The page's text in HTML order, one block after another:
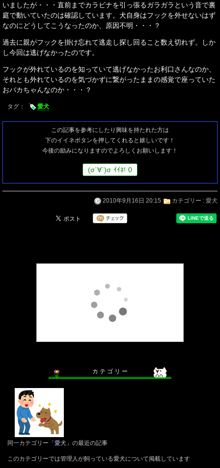
いましたが・・・直前までカラビナを引っ張るガラガラという音で裏
庭で動いていたのは確認しています。犬自身はフックを外せないはず
なのにどうしてこうなったのか、原因不明・・・？
過去に親がフックを掛け忘れて逃走し探し回ること数え切れず。しか
し今回は逃げなかったのです。
フックが外れているのを知っていて逃げなかったお利口さんなのか、
それとも外れているのを気づかずに繋がったままの感覚で座っていた
おバカちゃんなのか・・・？
タグ： 愛犬
この記事を参考にしたり興味を持たれた方は
下のイイネボタンを押してくれると嬉しいです！
今後の励みになりますのでよろしくお願いします！
(σ´∀`)σ ｲｲﾈ! 0
2010年9月16日 20:15 カテゴリー : 愛犬
カ テ ゴ リ ー
同一カテゴリー「愛犬 」の最近の記事
このカテゴリーでは管理人が飼っている愛犬について掲載しています